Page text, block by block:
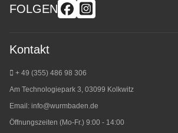
FOLGEN
Kontakt
+ 49 (355) 486 98 306
Am Technologiepark 3, 03099 Kolkwitz
Email: info@wurmbaden.de
Öffnungszeiten (Mo-Fr.) 9:00 - 14:00